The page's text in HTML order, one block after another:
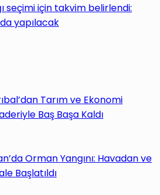
seçimi için takvim belirlendi:
yapılacak
Tarım ve Ekonomi
Baş Başa Kaldı
Orman Yangını: Havadan ve
Başlatıldı